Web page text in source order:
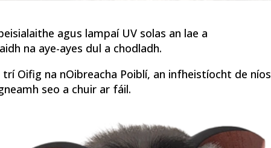
agus lampaí UV solas an lae a
na aye-ayes dul a chodladh.
Oifig na nOibreacha Poiblí, an infheistíocht de níos
seo a chuir ar fáil.